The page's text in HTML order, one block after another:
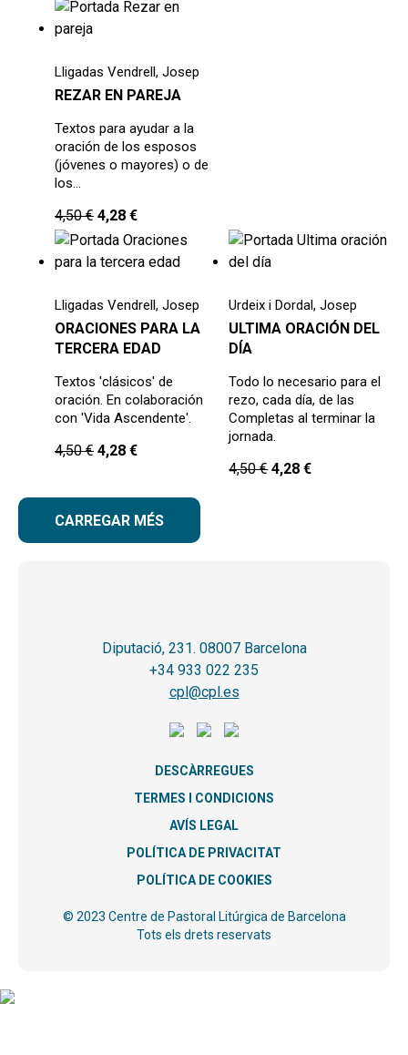
Lligadas Vendrell, Josep
REZAR EN PAREJA
Textos para ayudar a la
oración de los esposos
(jóvenes o mayores) o de
los…
4,50€ 4,28 €
Lligadas Vendrell, Josep
ORACIONES PARA LA
TERCERA EDAD
Textos 'clásicos' de
oración. En colaboración
con 'Vida Ascendente'.
4,50€ 4,28 €
Urdeix i Dordal, Josep
ULTIMA ORACIÓN DEL
DÍA
Todo lo necesario para el
rezo, cada día, de las
Completas al terminar la
jornada.
4,50€ 4,28€
CARREGAR MÉS
Diputació, 231. 08007 Barcelona
+34 933 022 235
cpl@cpl.es
DESCÀRREGUES
TERMES I CONDICIONS
AVÍS LEGAL
POLÍTICA DE PRIVACITAT
POLÍTICA DE COOKIES
© 2023 Centre de Pastoral Litúrgica de Barcelona
Tots els drets reservats